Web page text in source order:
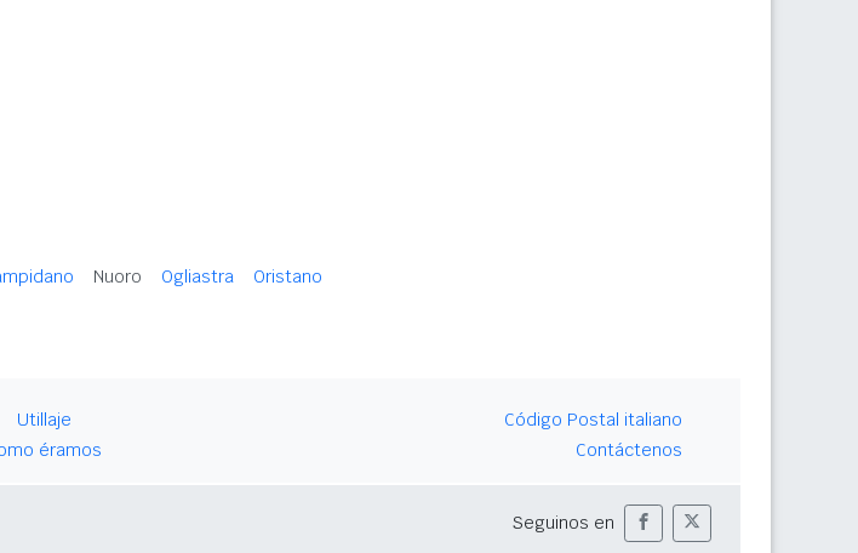
Nuoro Ogliastra
Oristano
Utillaje
éramos
Código Postal italiano
Contáctenos
Seguinos en